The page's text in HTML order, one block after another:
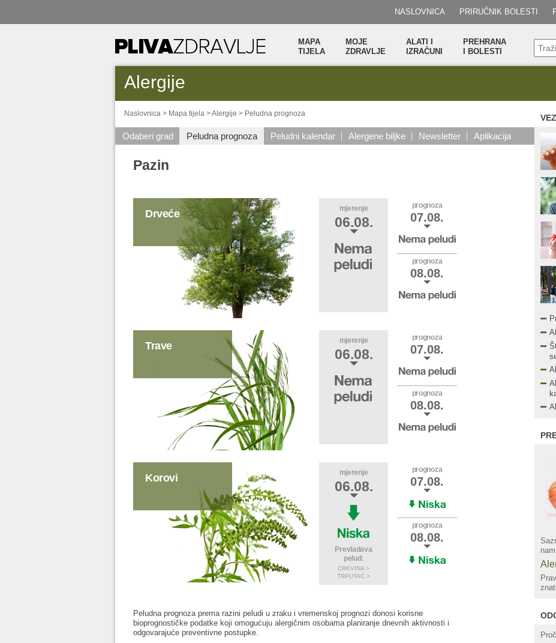
NASLOVNICA PRIRUČNIK BOLESTI
MAPA
TIJELA
MOJE
ZDRAVLJE
ALATI I
IZRAČUNI
PREHRANA
I BOLESTI
Alergije
Naslovnica > Mapa tijela >Alergije > Peludna prognoza
Odaberi grad Peludna prognoza Peludni kalendar Alergene biljke Newsletter Aplikacija
Pazin
Drveće mjerenje
06.08.
prognoza
07.08.
prognoza
08.08.
Trave mjerenje
06.08.
prognoza
07.08.
prognoza
08.08.
Korovi mjerenje
06.08.
Prevladava
pelud:
CRKVINA >
TRPUTAC >
prognoza
07.08.
prognoza
08.08.
Peludna prognoza prema razini peludi u zraku i vremenskoj prognozi donosi korisne
bioprognostičke podatke koji omogućuju alergičnim osobama planiranje dnevnih aktivnosti i
odgovarajuće preventivne postupke.